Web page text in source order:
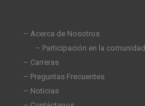
– Acerca de Nosotros
– Participación en la comunidad
– Carreras
– Preguntas Frecuentes
– Noticias